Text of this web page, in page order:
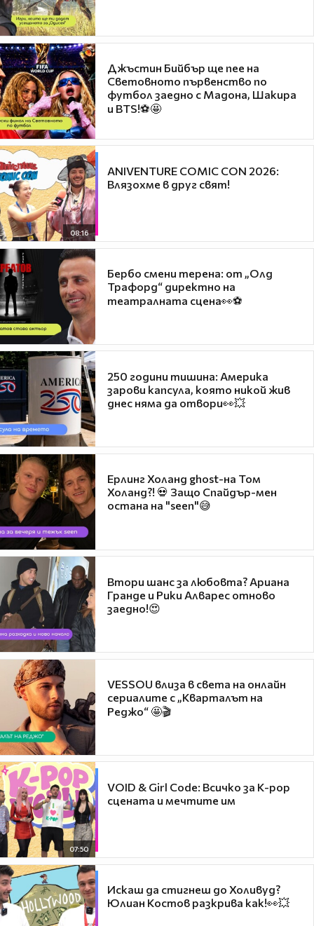
Джъстин Бийбър ще пее на
Световното първенство по
футбол заедно с Мадона, Шакира
и BTS!⚽🤩
08:16
ANIVENTURE COMIC CON 2026:
Влязохме в друг свят!
Бербо смени терена: от „Олд
Трафорд“ директно на
театралната сцена👀⚽
250 години тишина: Америка
зарови капсула, която никой жив
днес няма да отвори👀💥
Ерлинг Холанд ghost-на Том
Холанд?! 💀 Защо Спайдър-мен
остана на "seen"😅
Втори шанс за любовта? Ариана
Гранде и Рики Алварес отново
заедно!😍
VESSOU влиза в света на онлайн
сериалите с „Кварталът на
Реджо“ 🤩🎬
07:50
VOID & Girl Code: Всичко за K-pop
сцената и мечтите им
Искаш да стигнеш до Холивуд?
Юлиан Костов разкрива как!👀💥